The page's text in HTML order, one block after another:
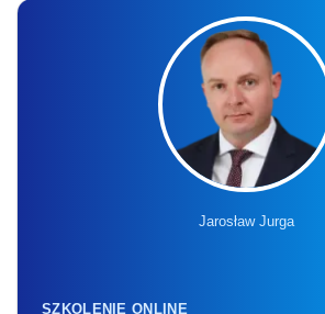
Jarosław Jurga
SZKOLENIE ONLINE